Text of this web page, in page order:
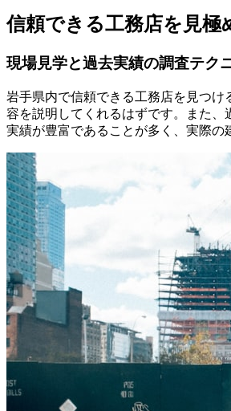
信頼できる工務店を見極
現場見学と過去実績の調査テク
岩手県内で信頼できる工務店を見つ
容を説明してくれるはずです。また
実績が豊富であることが多く、実際